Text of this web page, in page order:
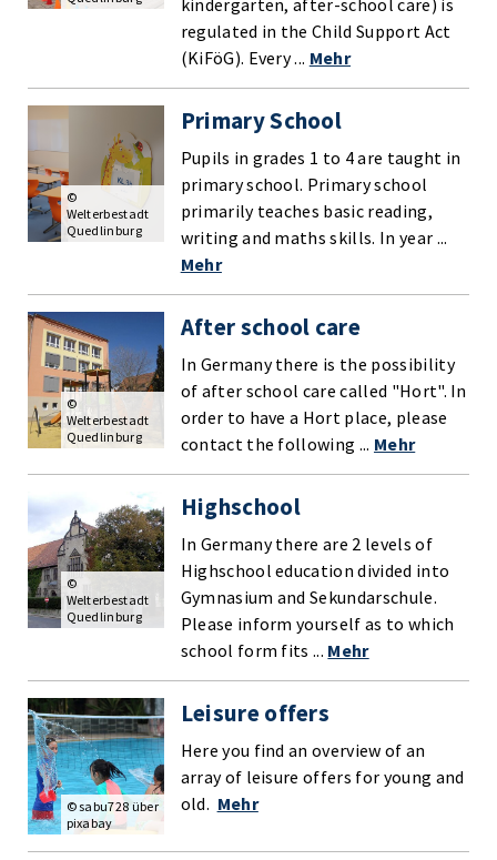
kindergarten, after-school care) is
regulated in the Child Support Act
(KiFöG). Every ... Mehr
Primary School
Pupils in grades 1 to 4 are taught in
primary school. Primary school
primarily teaches basic reading,
writing and maths skills. In year ...
Mehr
©
Welterbestadt
Quedlinburg
After school care
In Germany there is the possibility
of after school care called "Hort". In
order to have a Hort place, please
contact the following ... Mehr
©
Welterbestadt
Quedlinburg
Highschool
In Germany there are 2 levels of
Highschool education divided into
Gymnasium and Sekundarschule.
Please inform yourself as to which
school form fits ... Mehr
©
Welterbestadt
Quedlinburg
Leisure offers
Here you find an overview of an
array of leisure offers for young and
old. Mehr
© sabu728 über
pixabay